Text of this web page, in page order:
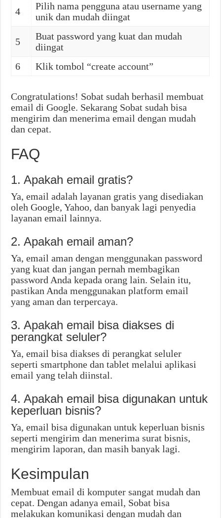
4
Pilih nama pengguna atau username yang
unik dan mudah diingat
5
Buat password yang kuat dan mudah
diingat
6
Klik tombol “create account”
Congratulations! Sobat sudah berhasil membuat
email di Google. Sekarang Sobat sudah bisa
mengirim dan menerima email dengan mudah
dan cepat.
FAQ
1. Apakah email gratis?
Ya, email adalah layanan gratis yang disediakan
oleh Google, Yahoo, dan banyak lagi penyedia
layanan email lainnya.
2. Apakah email aman?
Ya, email aman dengan menggunakan password
yang kuat dan jangan pernah membagikan
password Anda kepada orang lain. Selain itu,
pastikan Anda menggunakan platform email
yang aman dan terpercaya.
3. Apakah email bisa diakses di
perangkat seluler?
Ya, email bisa diakses di perangkat seluler
seperti smartphone dan tablet melalui aplikasi
email yang telah diinstal.
4. Apakah email bisa digunakan untuk
keperluan bisnis?
Ya, email bisa digunakan untuk keperluan bisnis
seperti mengirim dan menerima surat bisnis,
mengirim laporan, dan masih banyak lagi.
Kesimpulan
Membuat email di komputer sangat mudah dan
cepat. Dengan adanya email, Sobat bisa
melakukan komunikasi dengan mudah dan